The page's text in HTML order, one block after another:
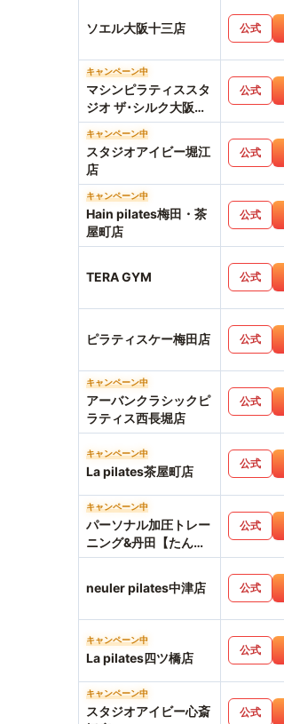
ソエル大阪十三店 公式
キャンペーン中
マシンピラティススタ
ジオ ザ･シルク大阪梅
田店
公式
キャンペーン中
スタジオアイビー堀江
店
公式
キャンペーン中
Hain pilates梅田・茶
屋町店
公式
TERA GYM 公式
ピラティスケー梅田店 公式
キャンペーン中
アーバンクラシックピ
ラティス西長堀店
公式
キャンペーン中
La pilates茶屋町店
公式
キャンペーン中
パーソナル加圧トレー
ニング&丹田【たんで
ん】波動整体スタジオ
Hearts227-ハーツニ
ニナナ-
公式
neuler pilates中津店 公式
キャンペーン中
La pilates四ツ橋店
公式
キャンペーン中
スタジオアイビー心斎
公式